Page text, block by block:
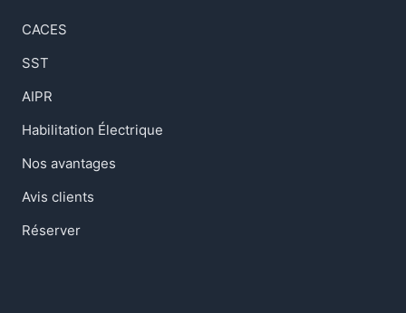
CACES
SST
AIPR
Habilitation Électrique
Nos avantages
Avis clients
Réserver